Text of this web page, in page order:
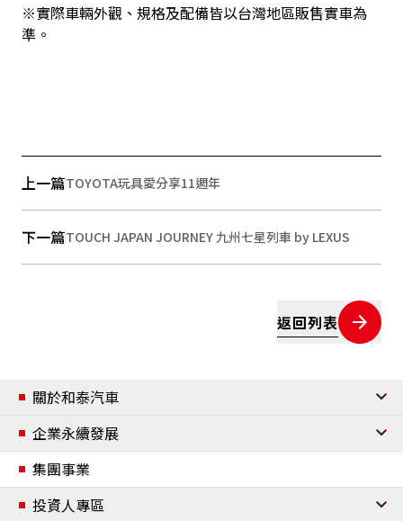
※實際車輛外觀、規格及配備皆以台灣地區販售實車為
準。
上一篇TOYOTA玩具愛分享11週年
下一篇TOUCH JAPAN JOURNEY 九州七星列車 by LEXUS
返回列表
關於和泰汽車
公司簡介
經營團隊
組織架構
企業永續發展
企業永續發展
企業永續管理與政策
集團事業
投資人專區